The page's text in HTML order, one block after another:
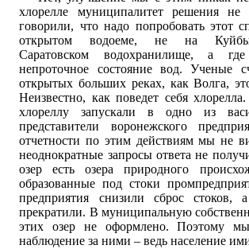
хлорелле муниципалитет решения
говорили, что надо попробовать этот
открытом водоеме, не на
Саратовском водохранилище, а
непроточное состояние вод. Ученые
открытых больших реках, как Волга,
Неизвестно, как поведет себя
хлореллу запускали в одно из
представители воронежского
отчетности по этим действиям мы не
неоднократные запросы ответа не
озер есть озера природного
образованные под стоки
предприятия снизили сброс
прекратили. В муниципальную
этих озер не оформлено. Поэтому
наблюдение за ними – ведь население